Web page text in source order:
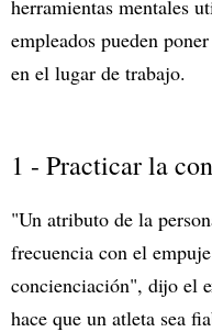
herramientas mentales
empleados pueden
en el lugar de trabajo.
1 - Practicar la
"Un atributo de la
frecuencia con el
concienciación", dijo el
hace que un atleta sea